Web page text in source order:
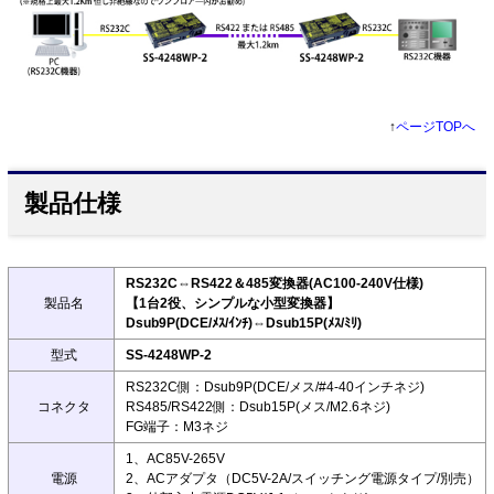
↑ページTOPへ
製品仕様
製品名
RS232C⇔RS422＆485変換器(AC100-240V仕様)
【1台2役、シンプルな小型変換器】
Dsub9P(DCE/ﾒｽ/ｲﾝﾁ)⇔Dsub15P(ﾒｽ/ﾐﾘ)
型式 SS-4248WP-2
コネクタ
RS232C側：Dsub9P(DCE/メス/#4-40インチネジ)
RS485/RS422側：Dsub15P(メス/M2.6ネジ)
FG端子：M3ネジ
電源
1、AC85V-265V
2、ACアダプタ（DC5V-2A/スイッチング電源タイプ/別売）